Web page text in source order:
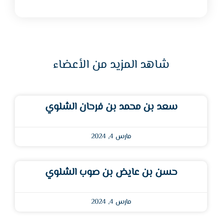
شاهد المزيد من الأعضاء
سعد بن محمد بن فرحان الشلوي
مارس 4, 2024
حسن بن عايض بن صوب الشلوي
مارس 4, 2024